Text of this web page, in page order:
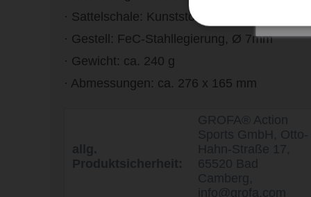
· Sattelschale: Kunststoff
· Gestell: FeC-Stahllegierung, Ø 7mm
· Gewicht: ca. 240 g
· Abmessungen: ca. 276 x 165 mm
allg.
Produktsicherheit:
GROFA® Action
Sports GmbH, Otto-
Hahn-Straße 17,
65520 Bad
Camberg,
info@grofa.com